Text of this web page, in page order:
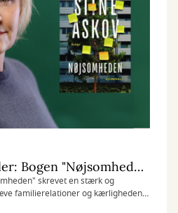
Biblioteket anbefaler: Bogen "Nøjsomheden"
skrevet en stærk og
familierelationer og kærlighedens